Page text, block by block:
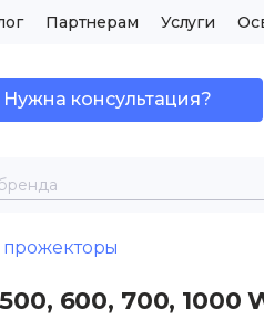
Партнерам Услуги
Нужна консультация?
600, 700, 1000